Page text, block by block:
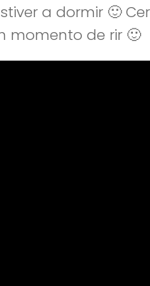
a dormir 🙂
momento de rir 🙂